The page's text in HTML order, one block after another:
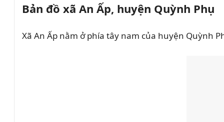
Bản đồ xã An Ấp, huyện Quỳnh Phụ
Xã An Ấp nằm ở phía tây nam của huyện Quỳnh